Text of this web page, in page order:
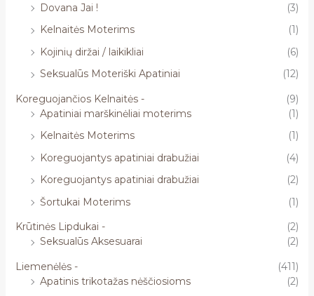
Dovana Jai !
(3)
Kelnaitės Moterims
(1)
Kojinių diržai / laikikliai
(6)
Seksualūs Moteriški Apatiniai
(12)
Koreguojančios Kelnaitės -
(9)
Apatiniai marškinėliai moterims
(1)
Kelnaitės Moterims
(1)
Koreguojantys apatiniai drabužiai
(4)
Koreguojantys apatiniai drabužiai
(2)
Šortukai Moterims
(1)
Krūtinės Lipdukai -
(2)
Seksualūs Aksesuarai
(2)
Liemenėlės -
(411)
Apatinis trikotažas nėščiosioms
(2)